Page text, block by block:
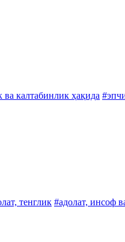
ва калтабинлик ҳақида
тенглик #адолат, инсоф